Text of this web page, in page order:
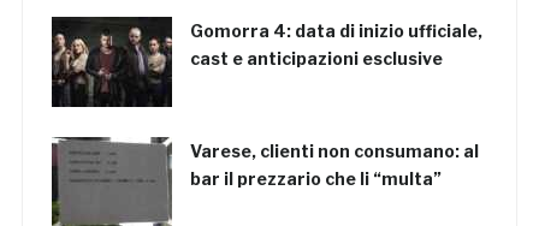
Gomorra 4: data di inizio ufficiale,
cast e anticipazioni esclusive
Varese, clienti non consumano: al
bar il prezzario che li “multa”